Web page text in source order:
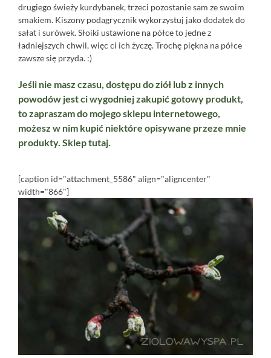
drugiego świeży kurdybanek, trzeci pozostanie sam ze swoim
smakiem. Kiszony podagrycznik wykorzystuj jako dodatek do
sałat i surówek. Słoiki ustawione na półce to jedne z
ładniejszych chwil, więc ci ich życzę. Trochę piękna na półce
zawsze się przyda. :)
Jeśli nie masz czasu, dostępu do ziół lub z innych
powodów jest ci wygodniej zakupić gotowy produkt,
to zapraszam do mojego sklepu internetowego,
możesz w nim kupić niektóre opisywane przeze mnie
produkty. Skleptutaj.
[caption id="attachment_5586" align="aligncenter"
width="866"]